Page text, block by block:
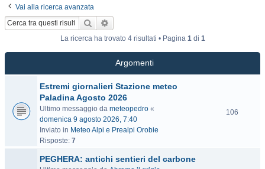
Vai alla ricerca avanzata
Cerca
La ricerca ha trovato 4 risultati • Pagina 1di 1
Argomenti
Estremi giornalieri Stazione meteo
Paladina Agosto 2026
Ultimo messaggio da meteopedro «
domenica 9 agosto 2026, 7:40
Inviato in Meteo Alpi e Prealpi Orobie
Risposte: 7
106
PEGHERA: antichi sentieri del carbone